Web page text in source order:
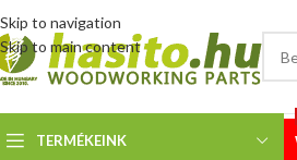
Skip to navigation
Skip to main content
TERMÉKEINK